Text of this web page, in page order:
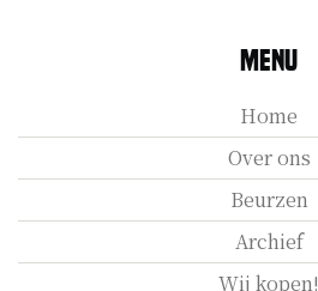
Menu
Home
Over ons
Beurzen
Archief
Wij kopen!